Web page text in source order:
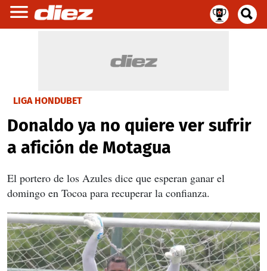
LIGA HONDUBET
Donaldo ya no quiere ver sufrir
a afición de Motagua
El portero de los Azules dice que esperan ganar el
domingo en Tocoa para recuperar la confianza.